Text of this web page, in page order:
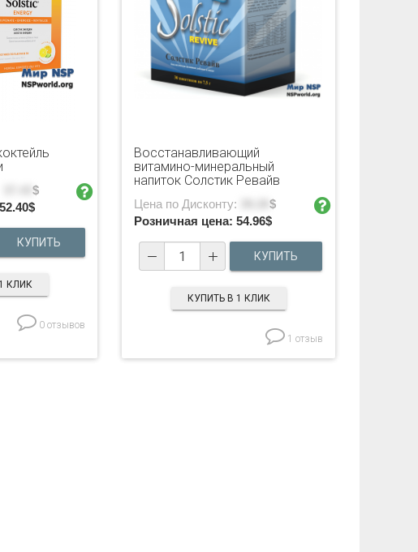
$
52.40$
КЛИК
0 отзывов
Восстанавливающий
витамино-минеральный
напиток Солстик Ревайв
Цена по Дисконту: 39.26$
Розничная цена:54.96$
КУПИТЬ В 1 КЛИК
1 отзыв